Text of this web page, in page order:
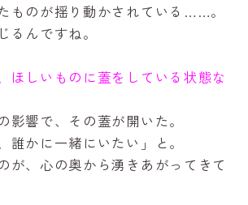
ものが揺り動かされている……。
るんですね。
ほしいものに蓋をしている状態な
影響で、その蓋が開いた。
誰かに一緒にいたい」と。
が、心の奥から湧きあがってきて